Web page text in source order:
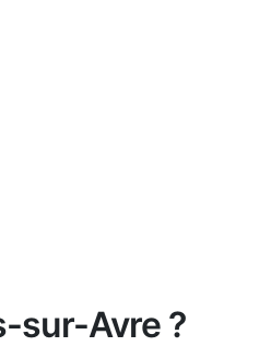
sur-Avre ?